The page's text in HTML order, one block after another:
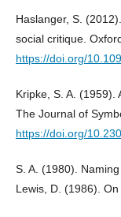
Haslanger, S.
social critique.
https://doi.org/
Kripke, S. A. (1959).
The Journal of
https://doi.org/
S. A. (1980).
Lewis, D. (1986).